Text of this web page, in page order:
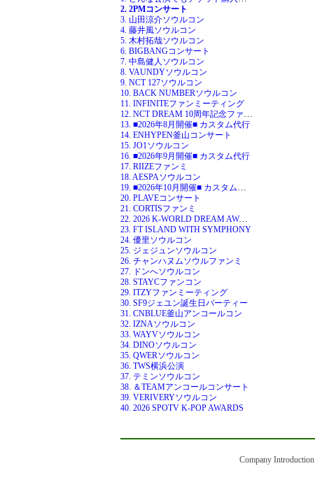
2. 2PMコンサート
3. 山田涼介ソウルコン
4. 藤井風ソウルコン
5. 木村拓哉ソウルコン
6. BIGBANGコンサート
7. 中島健人ソウルコン
8. VAUNDYソウルコン
9. NCT 127ソウルコン
10. BACK NUMBERソウルコン
11. INFINITEファンミーティング
12. NCT DREAM 10周年記念ファンミ
13. ■2026年8月開催■ カスタム代行
14. ENHYPEN釜山コンサート
15. JO1ソウルコン
16. ■2026年9月開催■ カスタム代行
17. RIIZEファンミ
18. AESPAソウルコン
19. ■2026年10月開催■ カスタム代行
20. PLAVEコンサート
21. CORTISファンミ
22. 2026 K-WORLD DREAM AWARDS
23. FT ISLAND WITH SYMPHONY
24. 優里ソウルコン
25. ジェジュンソウルコン
26. チャンハヌムソウルファンミ
27. ドンへソウルコン
28. STAYCファンコン
29. ITZYファンミーティング
30. SF9ジェユン誕生日パーティー
31. CNBLUE釜山アンコールコン
32. IZNAソウルコン
33. WAYVソウルコン
34. DINOソウルコン
35. QWERソウルコン
36. TWS横浜公演
37. テミンソウルコン
38. ＆TEAMアンコールコンサート
39. VERIVERYソウルコン
40. 2026 SPOTV K-POP AWARDS
Company Introduction